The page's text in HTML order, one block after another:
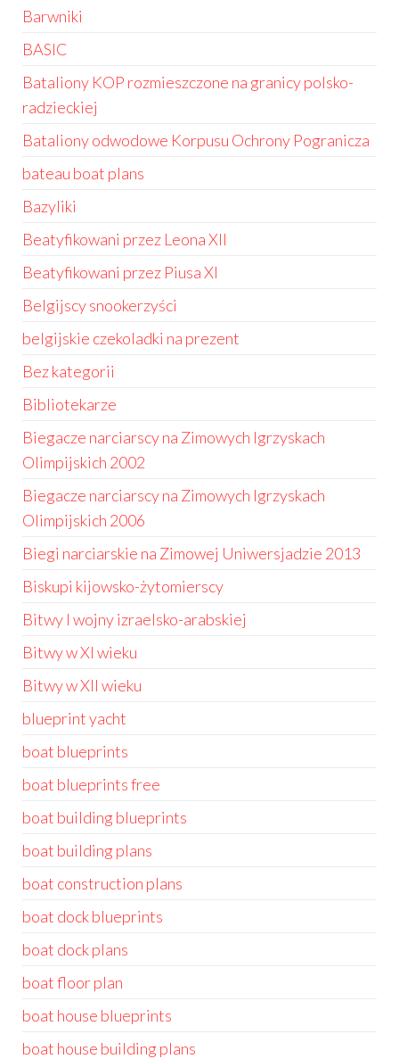
Barwniki
BASIC
Bataliony KOP rozmieszczone na granicy polsko-
radzieckiej
Bataliony odwodowe Korpusu Ochrony Pogranicza
bateau boat plans
Bazyliki
Beatyfikowani przez Leona XII
Beatyfikowani przez Piusa XI
Belgijscy snookerzyści
belgijskie czekoladki na prezent
Bez kategorii
Bibliotekarze
Biegacze narciarscy na Zimowych Igrzyskach
Olimpijskich 2002
Biegacze narciarscy na Zimowych Igrzyskach
Olimpijskich 2006
Biegi narciarskie na Zimowej Uniwersjadzie 2013
Biskupi kijowsko-żytomierscy
Bitwy I wojny izraelsko-arabskiej
Bitwy w XI wieku
Bitwy w XII wieku
blueprint yacht
boat blueprints
boat blueprints free
boat building blueprints
boat building plans
boat construction plans
boat dock blueprints
boat dock plans
boat floor plan
boat house blueprints
boat house building plans